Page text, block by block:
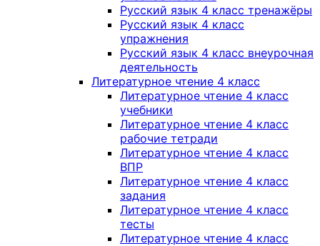
Русский язык 4 класс тренажёры
Русский язык 4 класс
упражнения
Русский язык 4 класс внеурочная
деятельность
Литературное чтение 4 класс
Литературное чтение 4 класс
учебники
Литературное чтение 4 класс
рабочие тетради
Литературное чтение 4 класс
ВПР
Литературное чтение 4 класс
задания
Литературное чтение 4 класс
тесты
Литературное чтение 4 класс